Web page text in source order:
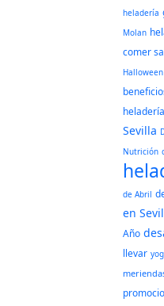
heladería
Molan
comer
Halloween
Sevilla
Nutrición
de Abril
en
Año
llevar